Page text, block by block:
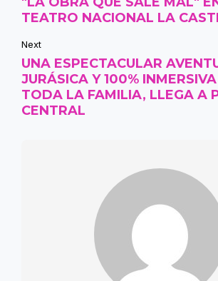
TEATRO NACIONAL LA
Next
UNA ESPECTACULAR
JURÁSICA Y 100%
TODA LA FAMILIA, LLEGA A
CENTRAL